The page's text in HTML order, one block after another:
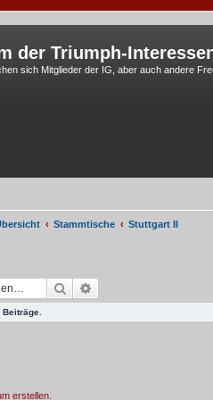
der Triumph-
sich Mitglieder der IG, aber auch andere
Stammtische Stuttgart II
Suche
erstellen.